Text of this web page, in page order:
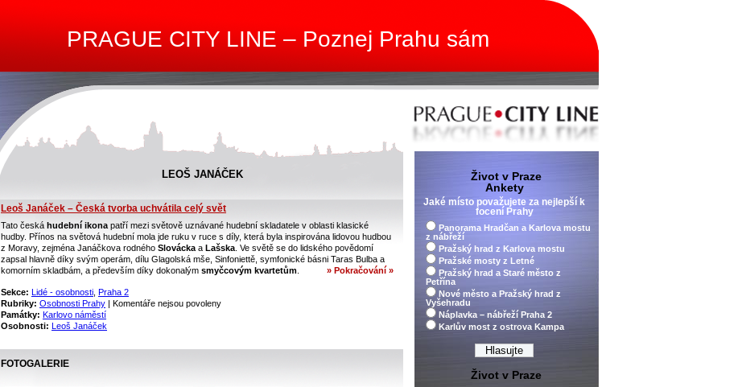
PRAGUE CITY LINE – Poznej Prahu sám
LEOŠ JANÁČEK
Leoš Janáček – Česká tvorba uchvátila celý svět
Tato česká hudební ikona patří mezi světově uznávané hudební skladatele v oblasti klasické
hudby. Přínos na světová hudební mola jde ruku v ruce s díly, která byla inspirována lidovou hudbou
z Moravy, zejména Janáčkova rodného Slovácka a Lašska . Ve světě se do lidského povědomí
zapsal hlavně díky svým operám, dílu Glagolská mše, Sinfoniettě, symfonické básni Taras Bulba a
komorním skladbám, a především díky dokonalým smyčcovým kvartetům » Pokračování »
Sekce: Lidé - osobnosti Praha 2
Rubriky: Osobnosti Prahy | Komentáře nejsou povoleny
Památky: Karlovo náměstí
Osobnosti: Leoš Janáček
FOTOGALERIE
Život v Praze
Ankety
Jaké místo považujete za nejlepší k
focení Prahy
Panorama Hradčan a Karlova mostu
z nábřeží
Pražský hrad z Karlova mostu
Pražské mosty z Letné
Pražský hrad a Staré město z
Petřína
Nové město a Pražský hrad z
Vyšehradu
Náplavka – nábřeží Praha 2
Karlův most z ostrova Kampa
Život v Praze